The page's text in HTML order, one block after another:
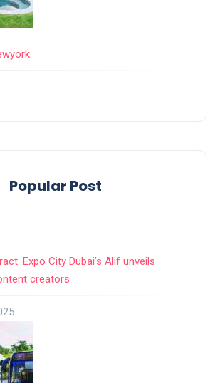
Popular Post
Expo City Dubai’s Alif unveils
creators